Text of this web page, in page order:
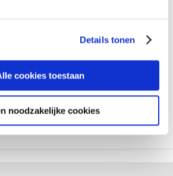
Details tonen
cookies toestaan
noodzakelijke cookies